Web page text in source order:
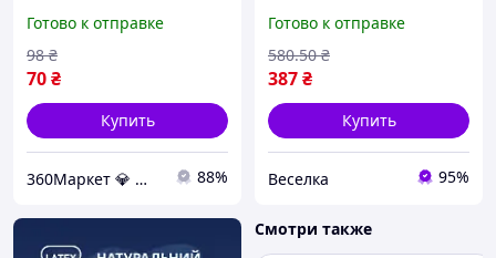
текстурой для особых
ощущений и безопасного
удовольствия
Готово к отправке
70₴
98 ₴
Купить
360Маркет 💎 — всё, что нужно под рукой ✅ 88%
удовольствия с
силиконовой смазкой 3
шт BROWN
Готово к отправке
387₴
580.50 ₴
Купить
Веселка 95%
Смотри также